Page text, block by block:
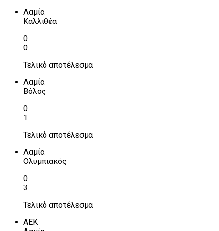
Λαμία
Καλλιθέα
0
0
Τελικό αποτέλεσμα
Λαμία
Βόλος
0
1
Τελικό αποτέλεσμα
Λαμία
Ολυμπιακός
0
3
Τελικό αποτέλεσμα
ΑΕΚ